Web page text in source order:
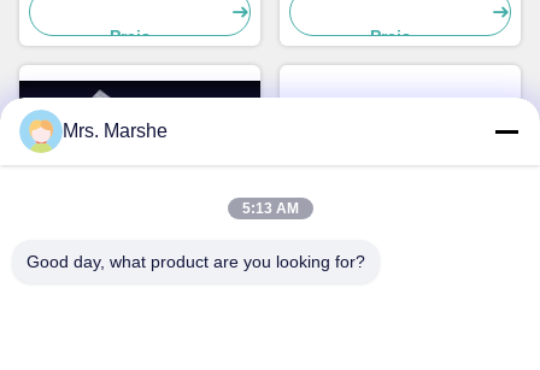
Preis Preis
Mrs. Marshe
5:13 AM
Good day, what product are you looking for?